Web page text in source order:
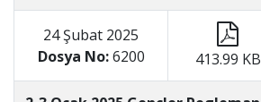
24 Şubat 2025
Dosya No:6200 413.99 KB